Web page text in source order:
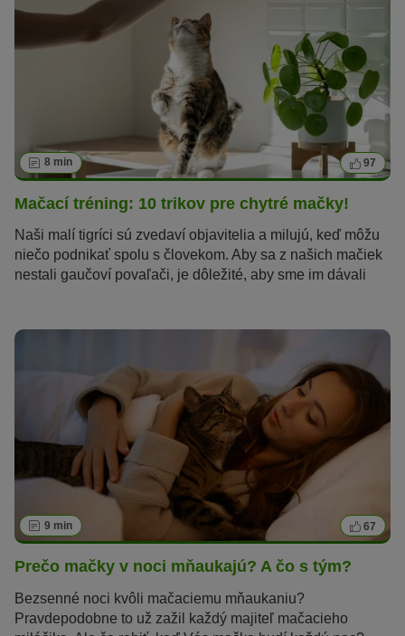
8 min 97
Mačací tréning: 10 trikov pre chytré mačky!
Naši malí tigríci sú zvedaví objavitelia a milujú, keď môžu
niečo podnikať spolu s človekom. Aby sa z našich mačiek
nestali gaučoví povaľači, je dôležité, aby sme im dávali
keď ich budete chcieť naučiť rôzne triky.
9 min 67
Prečo mačky v noci mňaukajú? A čo s tým?
Bezsenné noci kvôli mačaciemu mňaukaniu?
Pravdepodobne to už zažil každý majiteľ mačacieho